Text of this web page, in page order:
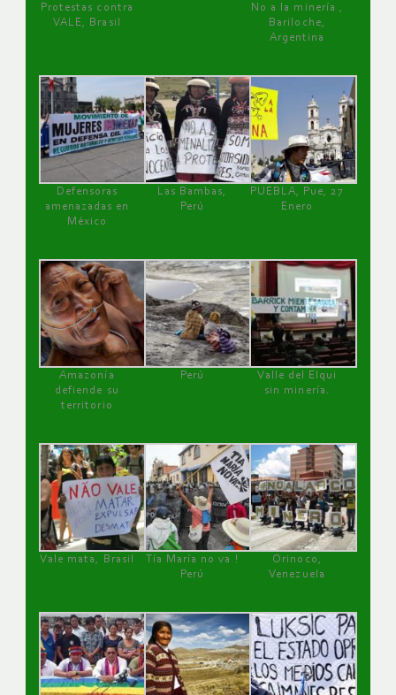
Protestas contra
VALE, Brasil
No a la minería ,
Bariloche,
Argentina
Defensoras
amenazadas en
México
Las Bambas,
Perú
PUEBLA, Pue, 27
Enero
Amazonía
defiende su
territorio
Perú
Valle del Elqui
sin minería.
Vale mata, Brasil
Tía María no va !
Perú
Orinoco,
Venezuela